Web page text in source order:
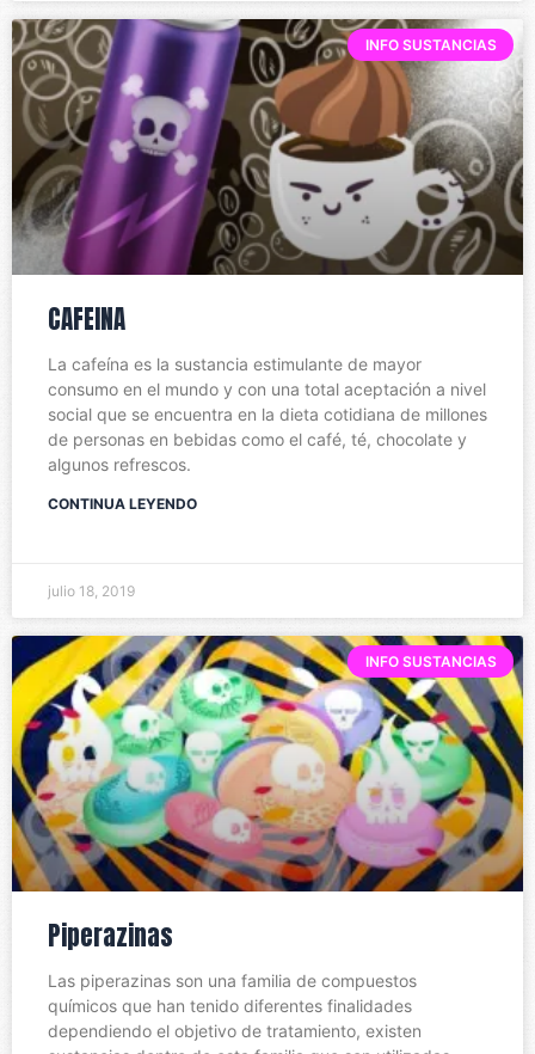
INFO SUSTANCIAS
CAFEINA
La cafeína es la sustancia estimulante de mayor
consumo en el mundo y con una total aceptación a nivel
social que se encuentra en la dieta cotidiana de millones
de personas en bebidas como el café, té, chocolate y
algunos refrescos.
CONTINUA LEYENDO
julio 18, 2019
INFO SUSTANCIAS
Piperazinas
Las piperazinas son una familia de compuestos
químicos que han tenido diferentes finalidades
dependiendo el objetivo de tratamiento, existen